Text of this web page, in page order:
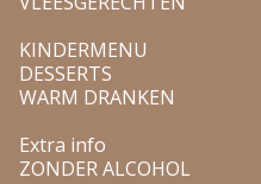
KINDERMENU
DESSERTS
WARM DRANKEN
Extra info
ZONDER ALCOHOL